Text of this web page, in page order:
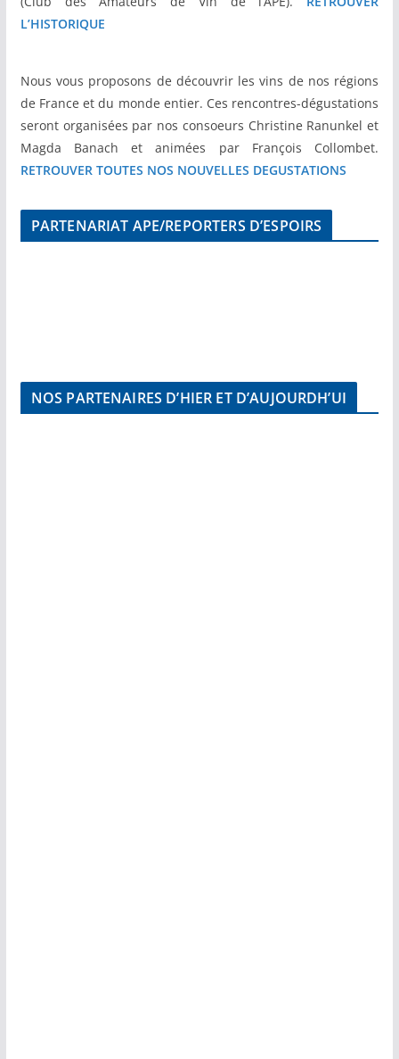
L’HISTORIQUE
Nous vous proposons de découvrir les vins de nos régions
de France et du monde entier. Ces rencontres-dégustations
seront organisées par nos consoeurs Christine Ranunkel et
Magda Banach et animées par François Collombet.
RETROUVER TOUTES NOS NOUVELLES DEGUSTATIONS
PARTENARIAT APE/REPORTERS D’ESPOIRS
NOS PARTENAIRES D’HIER ET D’AUJOURDH’UI